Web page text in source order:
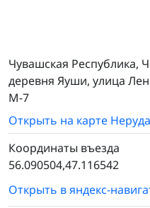
Чувашская Республика,
деревня Яуши, улица
М-7
Открыть на карте
Координаты въезда
56.090504,47.116542
Открыть в яндекс-